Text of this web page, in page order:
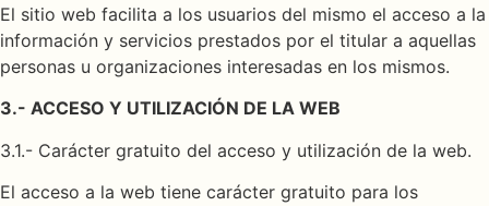
El sitio web facilita a los usuarios del mismo el acceso a la
información y servicios prestados por el titular a aquellas
personas u organizaciones interesadas en los mismos.
3.- ACCESO Y UTILIZACIÓN DE LA WEB
3.1.- Carácter gratuito del acceso y utilización de la web.
El acceso a la web tiene carácter gratuito para los